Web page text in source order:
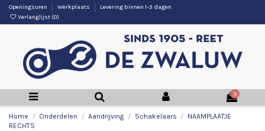
Openingsuren Werkplaats
Levering binnen 1-3 dagen
Verlanglijst (0)
0
Home Onderdelen Aandrijving Schakelaars
NAAMPLAATJE
RECHTS